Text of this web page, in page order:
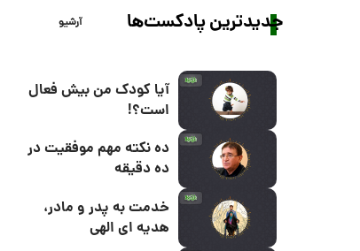
جدیدترین پادکست‌ها آرشیو
آیا کودک من بیش فعال
است؟!
ده نکته مهم موفقیت در
ده دقیقه
خدمت به پدر و مادر،
هدیه ای الهی